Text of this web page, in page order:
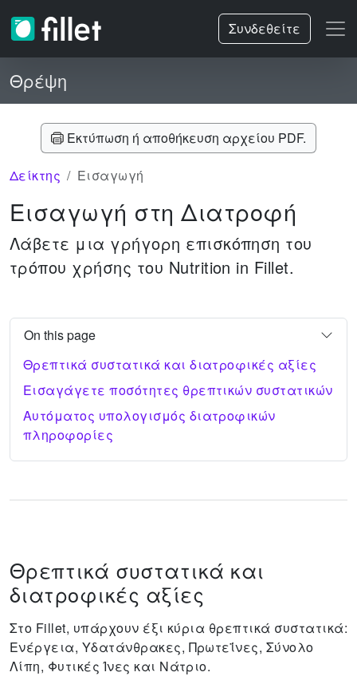
Συνδεθείτε
Θρέψη
Εκτύπωση ή αποθήκευση αρχείου PDF.
Δείκτης Εισαγωγή
Εισαγωγή στη Διατροφή
Λάβετε μια γρήγορη επισκόπηση του
τρόπου χρήσης του Nutrition in Fillet.
On this page
Θρεπτικά συστατικά και διατροφικές αξίες
Εισαγάγετε ποσότητες θρεπτικών συστατικών
Αυτόματος υπολογισμός διατροφικών
πληροφορίες
Θρεπτικά συστατικά και
διατροφικές αξίες
Στο Fillet, υπάρχουν έξι κύρια θρεπτικά συστατικά:
Ενέργεια, Υδατάνθρακες, Πρωτεΐνες, Σύνολο
Λίπη, Φυτικές Ίνες και Νάτριο.